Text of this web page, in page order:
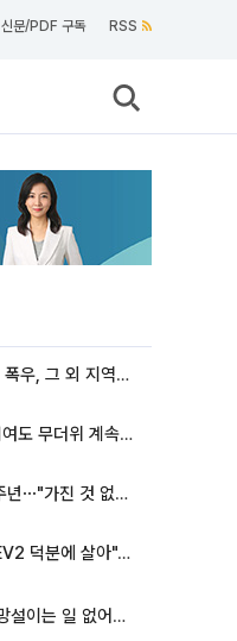
신문/PDF 구독 RSS
동해안은 시간당 80㎜ 폭우, 그 외 지역은 폭염…‘극과 극 날씨’
[내일 날씨] 폭염 한풀 꺾여도 무더위 계속⋯동해안 이틀 연속 비
임영웅, 어느덧 데뷔 10주년⋯"가진 것 없던 시절, 내 앞엔 20명의 팬뿐"
'굿 윌 헌팅' 배우 "기아 EV2 덕분에 살아"…교통사고 후 안전성 극찬
李대통령 “청년이 결혼 망설이는 일 없어야...제도상 불이익 조사”